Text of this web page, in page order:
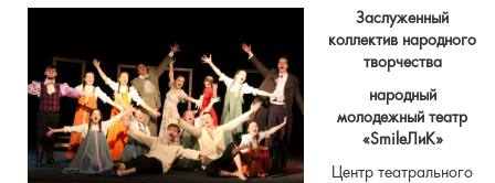
Заслуженный
коллектив народного
творчества
народный
молодежный театр
«SmileЛиК»
Центр театрального